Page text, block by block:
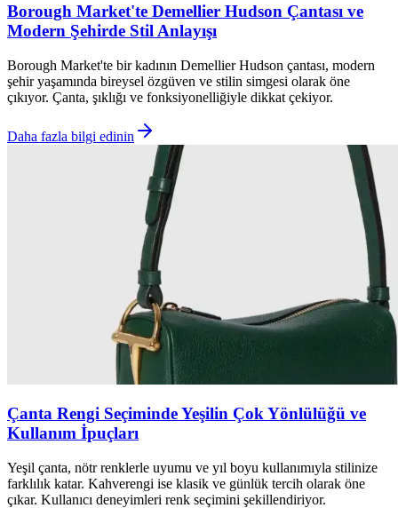
Borough Market'te Demellier Hudson Çantası ve
Modern Şehirde Stil Anlayışı
Borough Market'te bir kadının Demellier Hudson çantası, modern
şehir yaşamında bireysel özgüven ve stilin simgesi olarak öne
çıkıyor. Çanta, şıklığı ve fonksiyonelliğiyle dikkat çekiyor.
Daha fazla bilgi edinin
Çanta Rengi Seçiminde Yeşilin Çok Yönlülüğü ve
Kullanım İpuçları
Yeşil çanta, nötr renklerle uyumu ve yıl boyu kullanımıyla stilinize
farklılık katar. Kahverengi ise klasik ve günlük tercih olarak öne
çıkar. Kullanıcı deneyimleri renk seçimini şekillendiriyor.